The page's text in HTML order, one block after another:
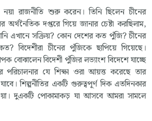
রাজনীতি শুরু করেন। তিনি ছিলেন চীনের
অর্থনৈতিক দপ্তরে গিয়ে জানার চেষ্টা করছিলাম,
এখানে সক্রিয়? কোন দেশের কত পুঁজি? চীনের
বিদেশীরা চীনের পুঁজিকে ছাপিয়ে গিয়েছে।
বোঝালেন বিদেশী পুঁজির লভ্যাংশ বিদেশে যাচ্ছে
পরিচালনার যে শিক্ষা ওরা আয়ত্ত করেছে তার
শিল্পনীতির একটি গুরুত্বপূর্ণ দিক এতদিনকার
দুএকটি পোকামাকড় যা আসবে আমরা সামলে